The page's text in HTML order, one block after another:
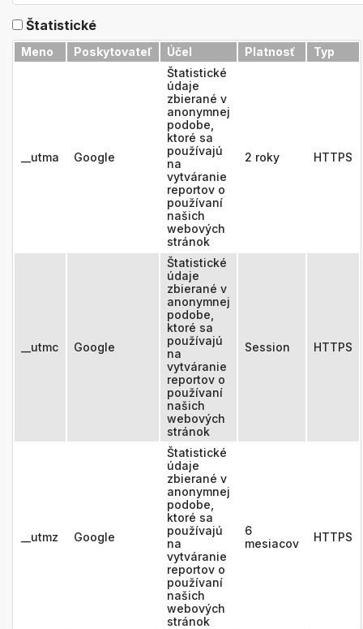
Štatistické
Meno Poskytovateľ Účel Platnosť Typ
__utma Google
Štatistické
údaje
zbierané v
anonymnej
podobe,
ktoré sa
používajú
na
vytváranie
reportov o
používaní
našich
webových
stránok
2 roky HTTPS
__utmc Google
Štatistické
údaje
zbierané v
anonymnej
podobe,
ktoré sa
používajú
na
vytváranie
reportov o
používaní
našich
webových
stránok
Session HTTPS
__utmz Google
Štatistické
údaje
zbierané v
anonymnej
podobe,
ktoré sa
používajú
na
vytváranie
reportov o
používaní
našich
webových
stránok
6
mesiacov
HTTPS